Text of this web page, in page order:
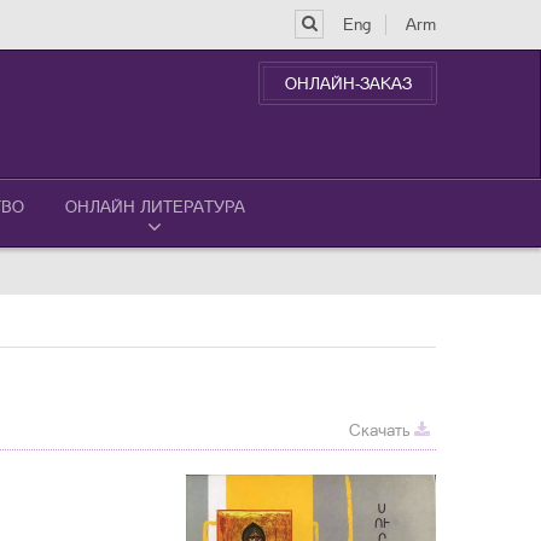
Eng Arm
ОНЛАЙН-ЗАКАЗ
ОНЛАЙН ЛИТЕРАТУРА
Скачать